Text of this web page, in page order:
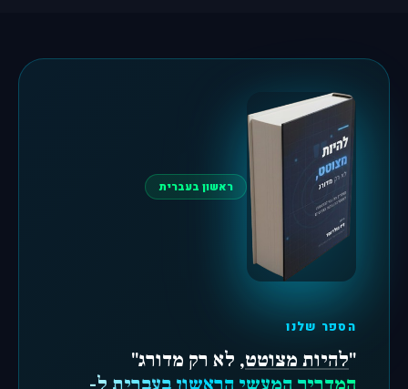
ראשון בעברית
הספר שלנו
"להיות מצוטט, לא רק מדורג"